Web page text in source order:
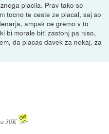
placila. Prav tako se
tocno te ceste ze placal, saj so
ampak ce gremo v to
bi morale biti zastonj pa niso,
da placas davek za nekaj, za
30K